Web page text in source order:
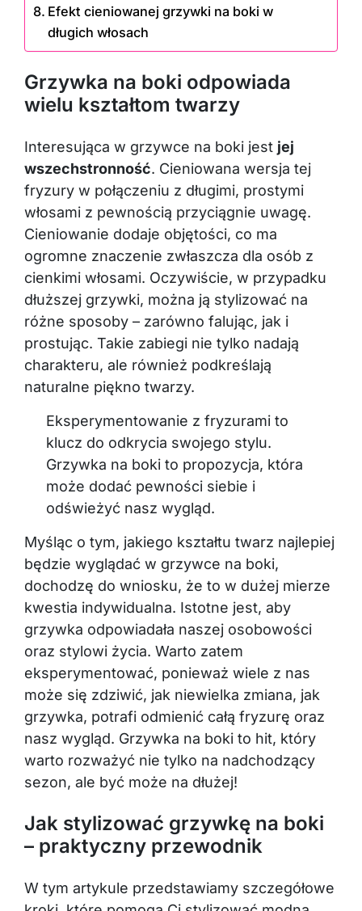
Efekt cieniowanej grzywki na boki w
długich włosach
Grzywka na boki odpowiada
wielu kształtom twarzy
Interesująca w grzywce na boki jest jej
wszechstronność. Cieniowana wersja tej
fryzury w połączeniu z długimi, prostymi
włosami z pewnością przyciągnie uwagę.
Cieniowanie dodaje objętości, co ma
ogromne znaczenie zwłaszcza dla osób z
cienkimi włosami. Oczywiście, w przypadku
dłuższej grzywki, można ją stylizować na
różne sposoby – zarówno falując, jak i
prostując. Takie zabiegi nie tylko nadają
charakteru, ale również podkreślają
naturalne piękno twarzy.
Eksperymentowanie z fryzurami to
klucz do odkrycia swojego stylu.
Grzywka na boki to propozycja, która
może dodać pewności siebie i
odświeżyć nasz wygląd.
Myśląc o tym, jakiego kształtu twarz najlepiej
będzie wyglądać w grzywce na boki,
dochodzę do wniosku, że to w dużej mierze
kwestia indywidualna. Istotne jest, aby
grzywka odpowiadała naszej osobowości
oraz stylowi życia. Warto zatem
eksperymentować, ponieważ wiele z nas
może się zdziwić, jak niewielka zmiana, jak
grzywka, potrafi odmienić całą fryzurę oraz
nasz wygląd. Grzywka na boki to hit, który
warto rozważyć nie tylko na nadchodzący
sezon, ale być może na dłużej!
Jak stylizować grzywkę na boki
– praktyczny przewodnik
W tym artykule przedstawiamy szczegółowe